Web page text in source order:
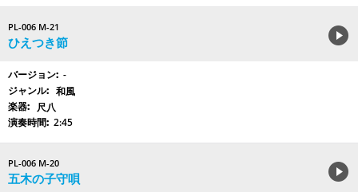
PL-006 M-21
ひえつき節
-
和風
尺八
2:45
PL-006 M-20
五木の子守唄